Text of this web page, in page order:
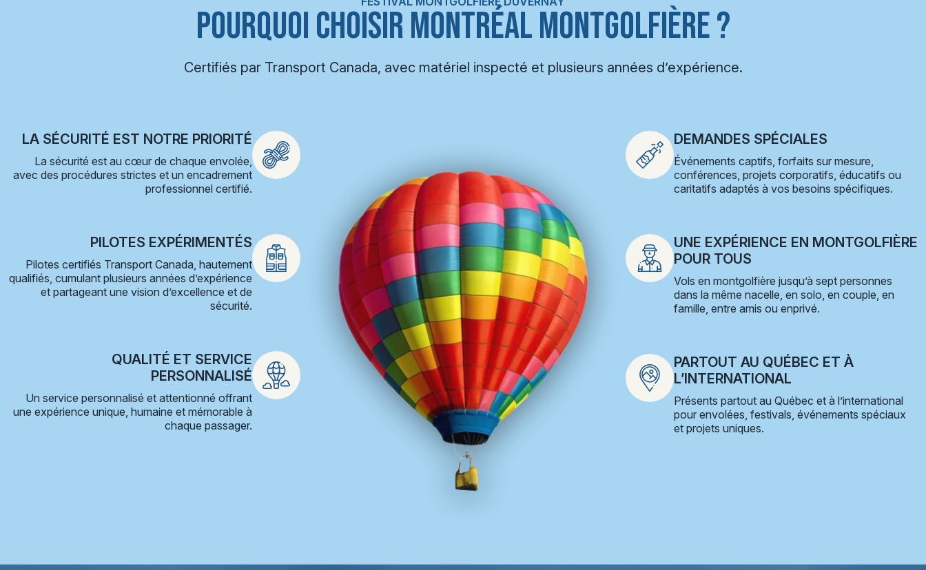
POURQUOI CHOISIR MONTRÉAL MONTGOLFIÈRE ?
Certifiés par Transport Canada, avec matériel inspecté et plusieurs années d’expérience.
LA SÉCURITÉ EST NOTRE PRIORITÉ
La sécurité est au cœur de chaque envolée,
avec des procédures strictes et un encadrement
professionnel certifié.
PILOTES EXPÉRIMENTÉS
Pilotes certifiés Transport Canada, hautement
qualifiés, cumulant plusieurs années d’expérience
et partageant une vision d’excellence et de
sécurité.
QUALITÉ ET SERVICE
PERSONNALISÉ
Un service personnalisé et attentionné offrant
une expérience unique, humaine et mémorable à
chaque passager.
DEMANDES SPÉCIALES
Événements captifs, forfaits sur mesure,
conférences, projets corporatifs, éducatifs ou
caritatifs adaptés à vos besoins spécifiques.
UNE EXPÉRIENCE EN MONTGOLFIÈRE
POUR TOUS
Vols en montgolfière jusqu’à sept personnes
dans la même nacelle, en solo, en couple, en
famille, entre amis ou enprivé.
PARTOUT AU QUÉBEC ET À
L’INTERNATIONAL
Présents partout au Québec et à l’international
pour envolées, festivals, événements spéciaux
et projets uniques.